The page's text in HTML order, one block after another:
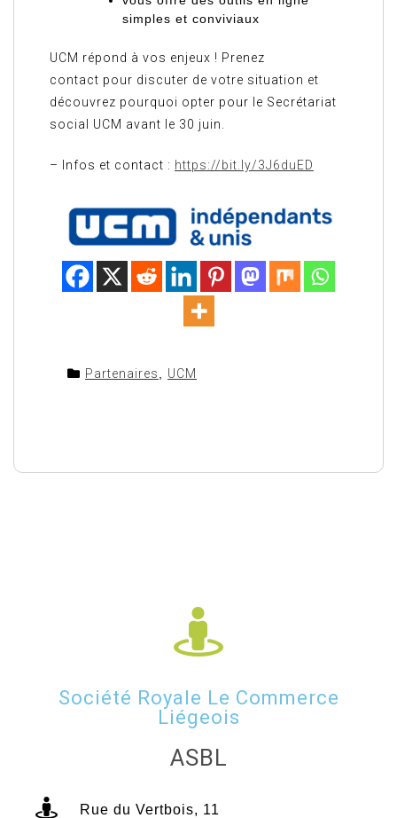
simples et conviviaux
UCM répond à vos enjeux ! Prenez
contact pour discuter de votre situation et
découvrez pourquoi opter pour le Secrétariat
social UCM avant le 30 juin.
– Infos et contact : https://bit.ly/3J6duED
Partenaires UCM
Société Royale Le Commerce
Liégeois
ASBL
Rue du Vertbois, 11